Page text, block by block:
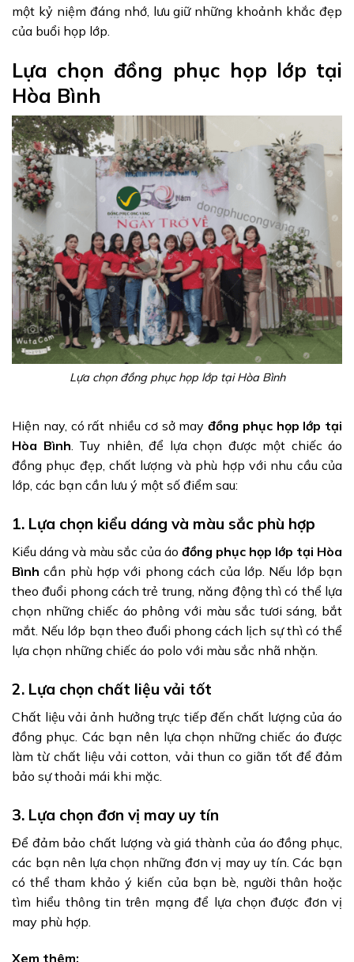
một kỷ niệm đáng nhớ, lưu giữ những khoảnh khắc đẹp
của buổi họp lớp.
Lựa chọn đồng phục họp lớp tại
Hòa Bình
Lựa chọn đồng phục họp lớp tại Hòa Bình
Hiện nay, có rất nhiều cơ sở may đồng phục họp lớp tại
Hòa Bình. Tuy nhiên, để lựa chọn được một chiếc áo
đồng phục đẹp, chất lượng và phù hợp với nhu cầu của
lớp, các bạn cần lưu ý một số điểm sau:
1. Lựa chọn kiểu dáng và màu sắc phù hợp
Kiểu dáng và màu sắc của áo đồng phục họp lớp tại Hòa
Bìnhcần phù hợp với phong cách của lớp. Nếu lớp bạn
theo đuổi phong cách trẻ trung, năng động thì có thể lựa
chọn những chiếc áo phông với màu sắc tươi sáng, bắt
mắt. Nếu lớp bạn theo đuổi phong cách lịch sự thì có thể
lựa chọn những chiếc áo polo với màu sắc nhã nhặn.
2. Lựa chọn chất liệu vải tốt
Chất liệu vải ảnh hưởng trực tiếp đến chất lượng của áo
đồng phục. Các bạn nên lựa chọn những chiếc áo được
làm từ chất liệu vải cotton, vải thun co giãn tốt để đảm
bảo sự thoải mái khi mặc.
3. Lựa chọn đơn vị may uy tín
Để đảm bảo chất lượng và giá thành của áo đồng phục,
các bạn nên lựa chọn những đơn vị may uy tín. Các bạn
có thể tham khảo ý kiến của bạn bè, người thân hoặc
tìm hiểu thông tin trên mạng để lựa chọn được đơn vị
may phù hợp.
Xem thêm: